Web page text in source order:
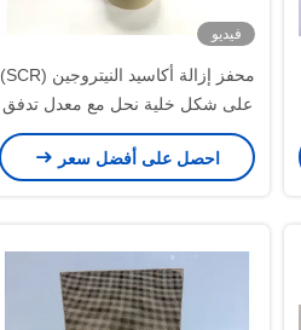
فيديو
محفز إزالة أكاسيد النيتروجين (SCR)
على شكل خلية نحل مع معدل تدفق
مرتفع للمحولات الحفازة
احصل على أفضل سعر